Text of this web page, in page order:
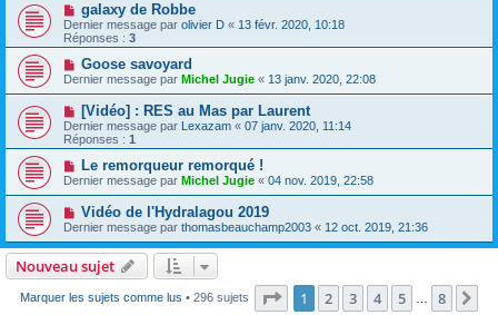
galaxy de Robbe
Dernier message par olivier D « 13 févr. 2020, 10:18
Réponses : 3
Goose savoyard
Dernier message par Michel Jugie « 13 janv. 2020, 22:08
[Vidéo] : RES au Mas par Laurent
Dernier message par Lexazam « 07 janv. 2020, 11:14
Réponses : 1
Le remorqueur remorqué !
Dernier message par Michel Jugie « 04 nov. 2019, 22:58
Vidéo de l'Hydralagou 2019
Dernier message par thomasbeauchamp2003 « 12 oct. 2019, 21:36
Nouveau sujet
Marquer les sujets comme lus • 296 sujets Page 1sur8
1 2 3 4 5 8